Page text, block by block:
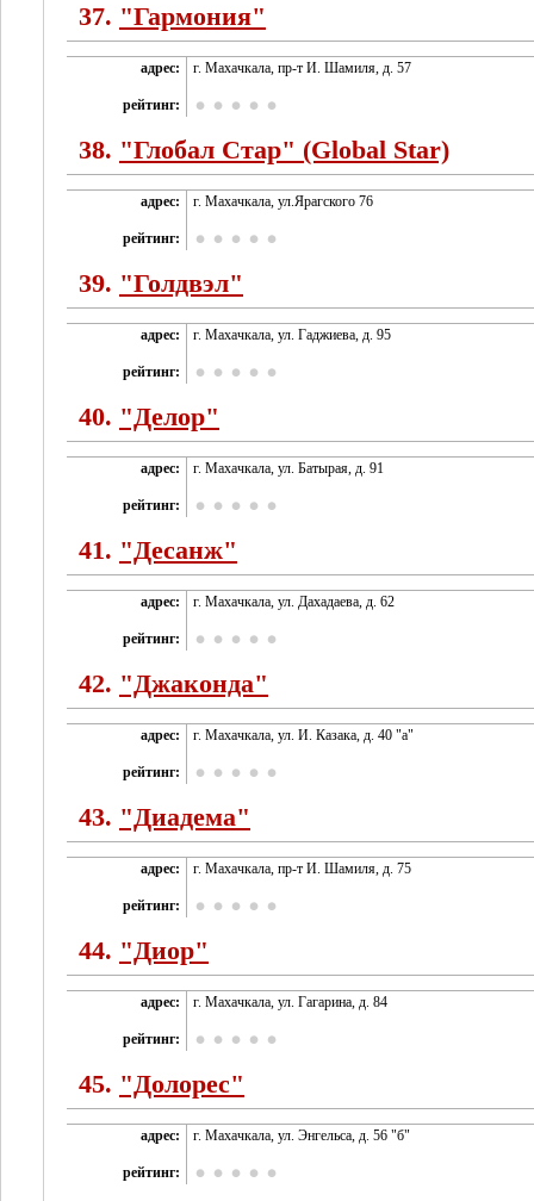
37. "Гармония"
адрес: г. Махачкала, пр-т И. Шамиля, д. 57
рейтинг:
38. "Глобал Стар" (Global Star)
адрес: г. Махачкала, ул.Ярагского 76
рейтинг:
39. "Голдвэл"
адрес: г. Махачкала, ул. Гаджиева, д. 95
рейтинг:
40. "Делор"
адрес: г. Махачкала, ул. Батырая, д. 91
рейтинг:
41. "Десанж"
адрес: г. Махачкала, ул. Дахадаева, д. 62
рейтинг:
42. "Джаконда"
адрес: г. Махачкала, ул. И. Казака, д. 40 "а"
рейтинг:
43. "Диадема"
адрес: г. Махачкала, пр-т И. Шамиля, д. 75
рейтинг:
44. "Диор"
адрес: г. Махачкала, ул. Гагарина, д. 84
рейтинг:
45. "Долорес"
адрес: г. Махачкала, ул. Энгельса, д. 56 "б"
рейтинг: